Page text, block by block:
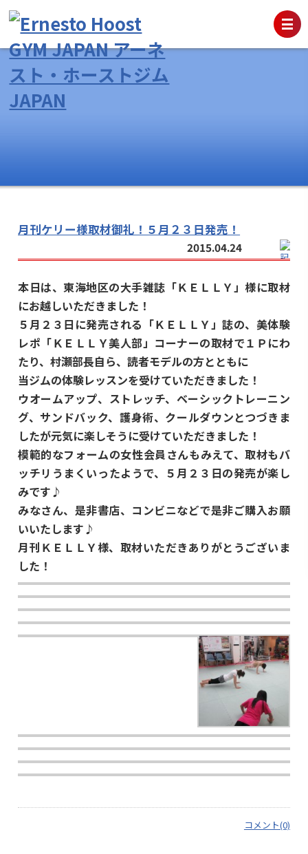
月刊ケリー様取材御礼！５月２３日発売！
2015.04.24
本日は、東海地区の大手雑誌「ＫＥＬＬＹ」様に取材
にお越しいただきました！
５月２３日に発売される「ＫＥＬＬＹ」誌の、美体験
レポ「ＫＥＬＬＹ美人部」コーナーの取材で１Ｐにわ
たり、村瀬部長自ら、読者モデルの方とともに
当ジムの体験レッスンを受けていただきました！
ウオームアップ、ストレッチ、ベーシックトレーニン
グ、サンドバック、護身術、クールダウンとつづきま
したが元気に楽しそうに受けていただきました！
模範的なフォームの女性会員さんもみえて、取材もバ
ッチリうまくいったようで、５月２３日の発売が楽し
みです♪
みなさん、是非書店、コンビニなどで是非ご購入お願
いいたします♪
月刊ＫＥＬＬＹ様、取材いただきありがとうございま
した！
コメント(0)